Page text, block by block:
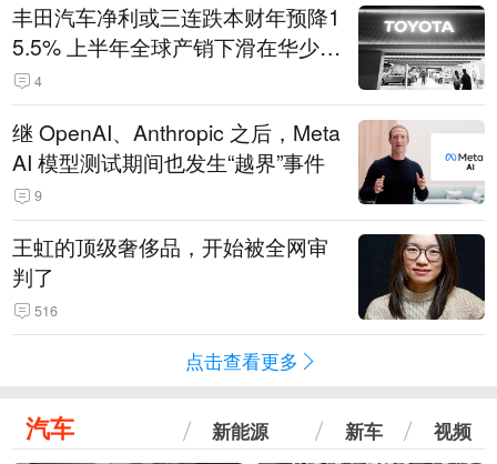
丰田汽车净利或三连跌本财年预降1
5.5% 上半年全球产销下滑在华少卖
14.3万辆
4
继 OpenAI、Anthropic 之后，Meta
AI 模型测试期间也发生“越界”事件
9
王虹的顶级奢侈品，开始被全网审
判了
516
点击查看更多
汽车 新能源 新车 视频